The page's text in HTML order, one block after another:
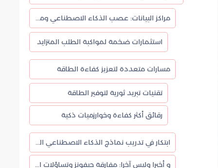
مراكز البيانات: عصب الذكاء الاصطناعي ومركز استهلاك الطاقة
استثمارات ضخمة لمواكبة الطلب المتزايد
مسارات متعددة لتعزيز كفاءة الطاقة
تقنيات تبريد ثورية لتوفير الطاقة
رقائق أكثر كفاءة وخوارزميات ذكية
ابتكار في تدريب نماذج الذكاء الاصطناعي التوليدية
و أخيرا وليس آخرا: مفارقة جيفونز وتساؤلات المستقبل